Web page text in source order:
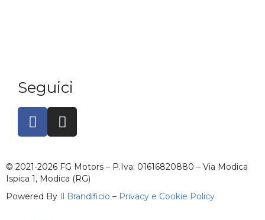
Seguici
© 2021-2026 FG Motors – P.Iva: 01616820880 – Via Modica
Ispica 1, Modica (RG)
Powered By
Il Brandificio – Privacy e Cookie Policy